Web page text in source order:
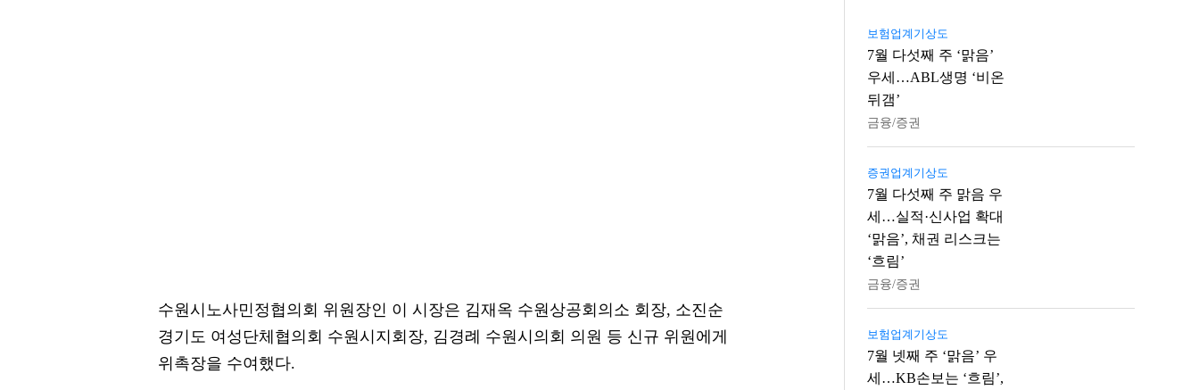
수원시노사민정협의회 위원장인 이 시장은 김재옥 수원상공회의소 회장, 소진순
경기도 여성단체협의회 수원시지회장, 김경례 수원시의회 의원 등 신규 위원에게
위촉장을 수여했다.
보험업계기상도
7월 다섯째 주 ‘맑음’
우세…ABL생명 ‘비온
뒤갬’
금융/증권
증권업계기상도
7월 다섯째 주 맑음 우
세…실적·신사업 확대
‘맑음’, 채권 리스크는
‘흐림’
금융/증권
보험업계기상도
7월 넷째 주 ‘맑음’ 우
세…KB손보는 ‘흐림’,